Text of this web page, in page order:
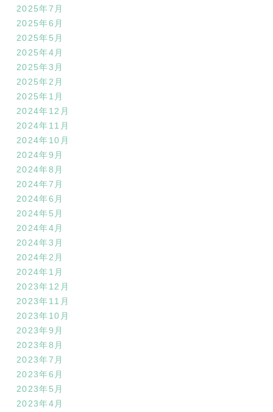
2025年7月
2025年6月
2025年5月
2025年4月
2025年3月
2025年2月
2025年1月
2024年12月
2024年11月
2024年10月
2024年9月
2024年8月
2024年7月
2024年6月
2024年5月
2024年4月
2024年3月
2024年2月
2024年1月
2023年12月
2023年11月
2023年10月
2023年9月
2023年8月
2023年7月
2023年6月
2023年5月
2023年4月